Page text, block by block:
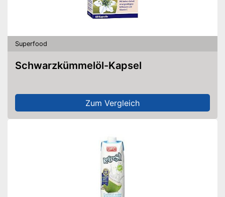
Superfood
Schwarzkümmelöl-Kapsel
Zum Vergleich